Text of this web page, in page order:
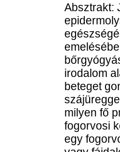
Absztrakt:
irodalom
beteget
milyen fő
fogorvosi
egy